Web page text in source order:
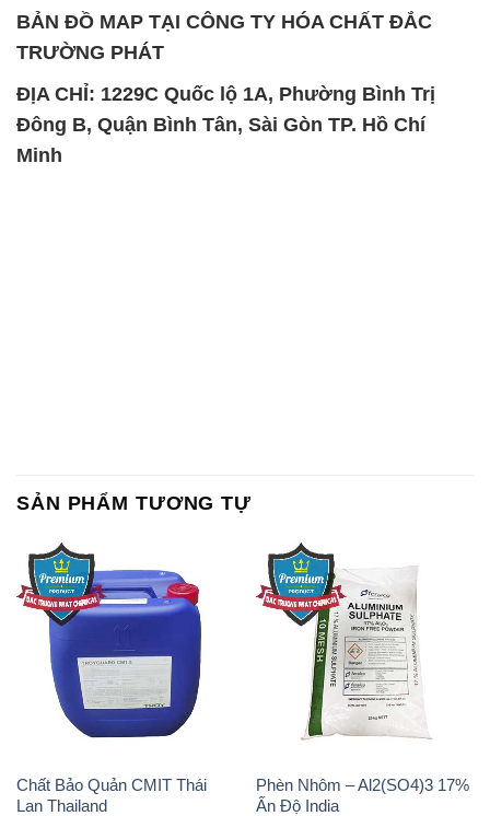
BẢN ĐỒ MAP TẠI CÔNG TY HÓA CHẤT ĐẮC
TRƯỜNG PHÁT
ĐỊA CHỈ: 1229C Quốc lộ 1A, Phường Bình Trị
Đông B, Quận Bình Tân, Sài Gòn TP. Hồ Chí
Minh
SẢN PHẨM TƯƠNG TỰ
Chất Bảo Quản CMIT Thái
Lan Thailand
Phèn Nhôm – Al2(SO4)3 17%
Ấn Độ India